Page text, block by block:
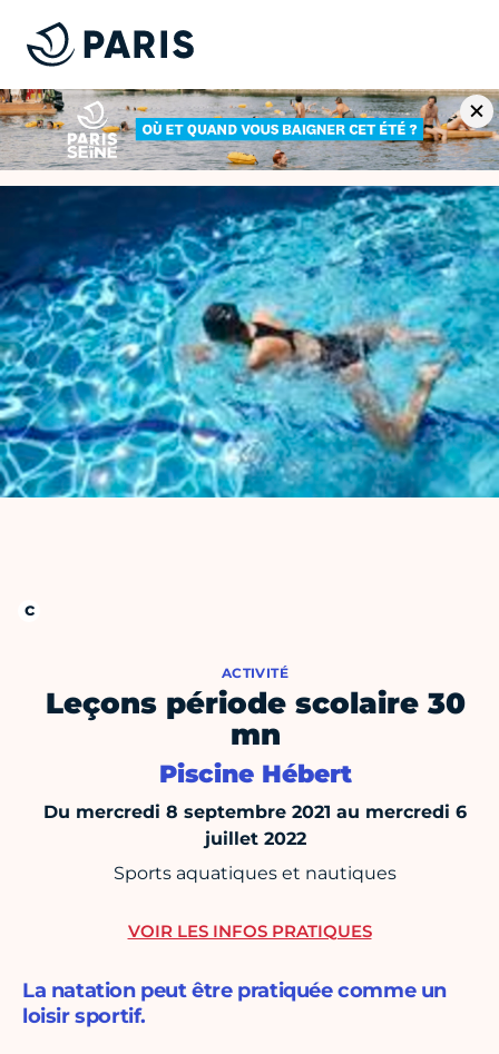
ACTIVITÉ
Leçons période scolaire 30
mn
Piscine Hébert
Du mercredi 8 septembre 2021 au mercredi 6
juillet 2022
Sports aquatiques et nautiques
La natation peut être pratiquée comme un
loisir sportif.
VOIR LES INFOS PRATIQUES